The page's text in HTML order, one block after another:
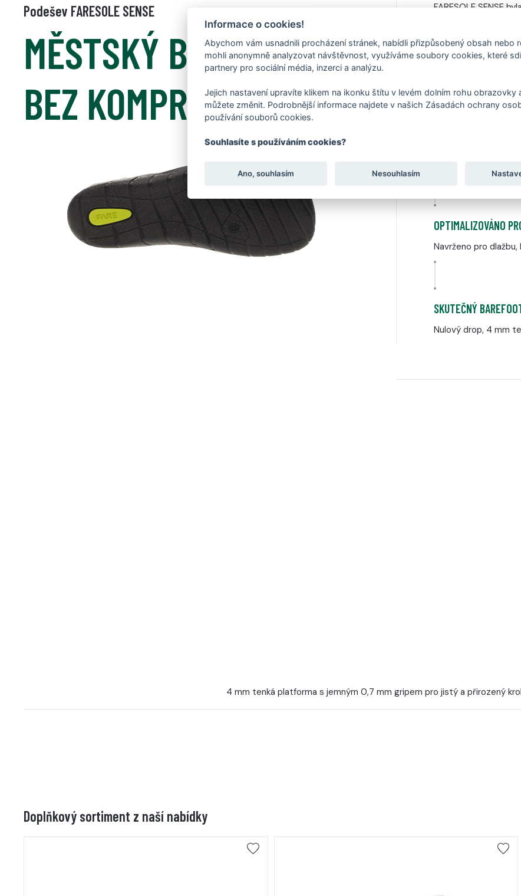
Podešev FARESOLE SENSE
MĚSTSKÝ BAREFOOT
BEZ KOMPROMISŮ
FARESOLE SENSE
pohyb bez
ve FARE ve
přirozený pohyb
Tenká konstrukce,
barefoot pocit při
lehkost a komfort
městském provozu.
Vlastní konstrukce
OPTIMALIZOVÁNO
Navrženo pro
SKUTEČNÝ
Nulový drop, 4 mm
4 mm tenká platforma s jemným 0,7 mm gripem pro jistý a přirozený
Doplňkový sortiment z naší nabídky
Informace o cookies!
Abychom vám usnadnili procházení stránek, nabídli přizpůsobený obsah nebo
mohli anonymně analyzovat návštěvnost, využíváme soubory cookies, které
partnery pro sociální média, inzerci a analýzu.
Jejich nastavení upravíte klikem na ikonku štítu v levém dolním rohu obrazovky
můžete změnit. Podrobnější informace najdete v našich Zásadách ochrany
používání souborů cookies.
Souhlasíte s používáním cookies?
Ano, souhlasím Nesouhlasím